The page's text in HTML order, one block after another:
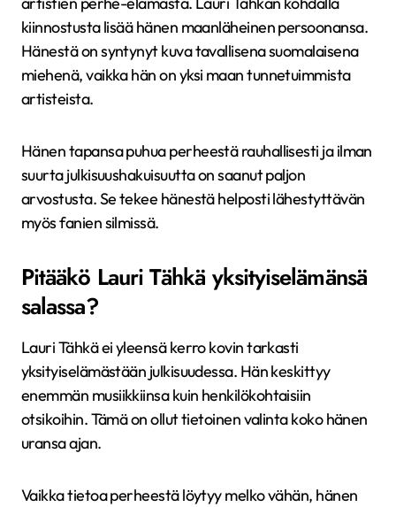
kiinnostusta lisää hänen maanläheinen persoonansa.
Hänestä on syntynyt kuva tavallisena suomalaisena
miehenä, vaikka hän on yksi maan tunnetuimmista
artisteista.
Hänen tapansa puhua perheestä rauhallisesti ja ilman
suurta julkisuushakuisuutta on saanut paljon
arvostusta. Se tekee hänestä helposti lähestyttävän
myös fanien silmissä.
Pitääkö Lauri Tähkä yksityiselämänsä
salassa?
Lauri Tähkä ei yleensä kerro kovin tarkasti
yksityiselämästään julkisuudessa. Hän keskittyy
enemmän musiikkiinsa kuin henkilökohtaisiin
otsikoihin. Tämä on ollut tietoinen valinta koko hänen
uransa ajan.
Vaikka tietoa perheestä löytyy melko vähän, hänen